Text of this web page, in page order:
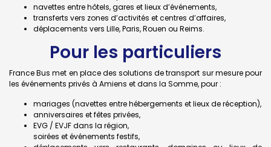
navettes entre hôtels, gares et lieux d’événements,
transferts vers zones d’activités et centres d’affaires,
déplacements vers Lille, Paris, Rouen ou Reims.
Pour les particuliers
France Bus met en place des solutions de transport sur mesure pour
les événements privés à Amiens et dans la Somme, pour :
mariages (navettes entre hébergements et lieux de réception),
anniversaires et fêtes privées,
EVG / EVJF dans la région,
soirées et événements festifs,